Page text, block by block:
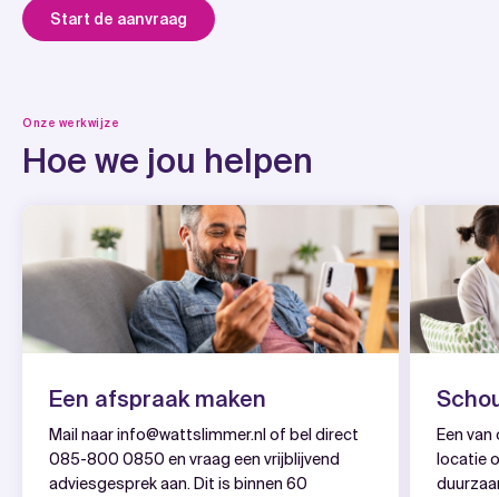
Start de aanvraag
Onze werkwijze
Hoe we jou helpen
Een afspraak maken
Mail naarinfo@wattslimmer.nlof bel direct
085-800 0850 en vraag een vrijblijvend
adviesgesprek aan. Dit is binnen 60
Een
locatie